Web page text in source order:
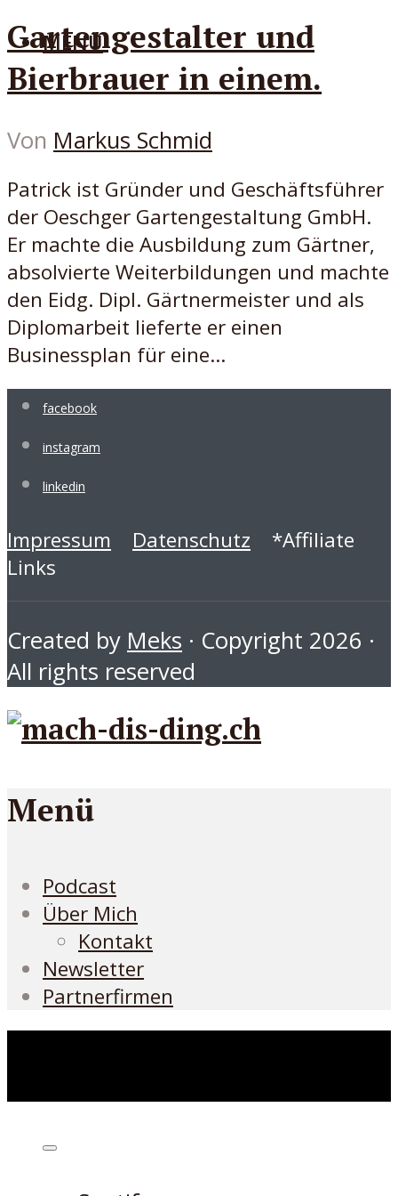
MENÜ
Gartengestalter und
Bierbrauer in einem.
Von Markus Schmid
Patrick ist Gründer und Geschäftsführer
der Oeschger Gartengestaltung GmbH.
Er machte die Ausbildung zum Gärtner,
absolvierte Weiterbildungen und machte
den Eidg. Dipl. Gärtnermeister und als
Diplomarbeit lieferte er einen
Businessplan für eine...
facebook
instagram
linkedin
Impressum Datenschutz *Affiliate
Links
Created by Meks · Copyright 2026 ·
All rights reserved
Menü
Podcast
Über Mich
Kontakt
Newsletter
Partnerfirmen